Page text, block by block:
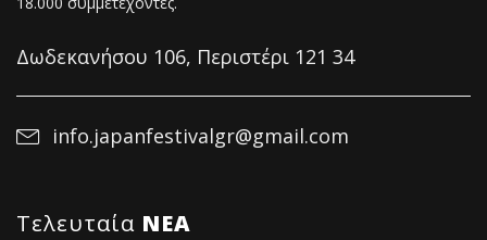
Δωδεκανήσου 106, Περιστέρι 121 34
info.japanfestivalgr@gmail.com
Τελευταία NΕΑ